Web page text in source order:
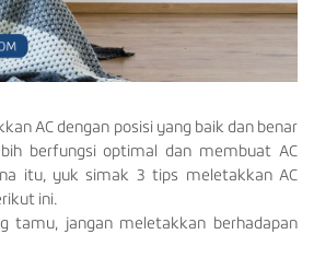
AC dengan posisi yang baik dan benar
berfungsi optimal dan membuat AC
itu, yuk simak 3 tips meletakkan AC
ini.
tamu, jangan meletakkan berhadapan